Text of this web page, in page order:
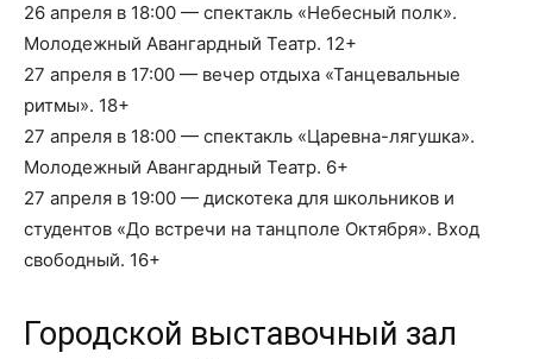
26 апреля в 18:00 — спектакль «Небесный полк».
Молодежный Авангардный Театр. 12+
27 апреля в 17:00 — вечер отдыха «Танцевальные
ритмы». 18+
27 апреля в 18:00 — спектакль «Царевна-лягушка».
Молодежный Авангардный Театр. 6+
27 апреля в 19:00 — дискотека для школьников и
студентов «До встречи на танцполе Октября». Вход
свободный. 16+
Городской выставочный зал